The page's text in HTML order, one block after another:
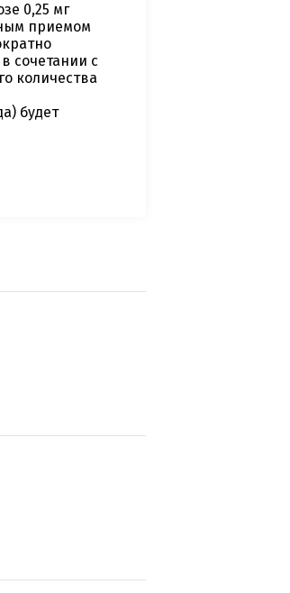
0,25 мг
приемом
сочетании с
количества
будет